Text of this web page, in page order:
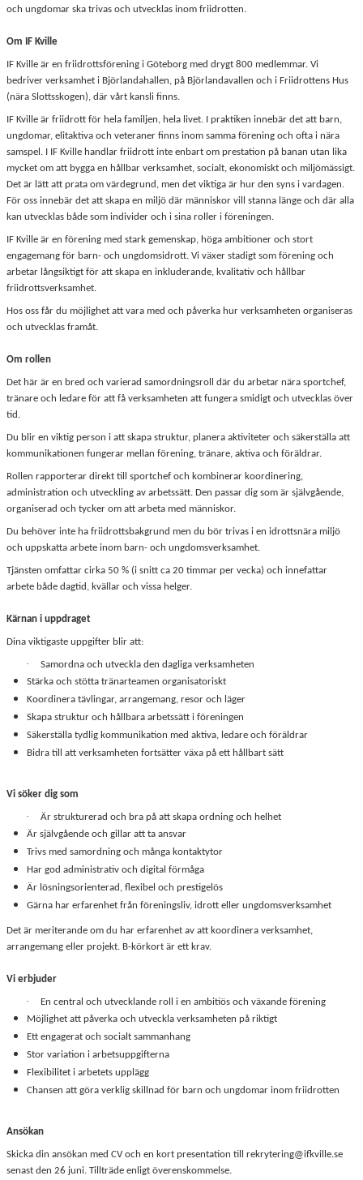
och ungdomar ska trivas och utvecklas inom friidrotten.
Om IF Kville
IF Kville är en friidrottsförening i Göteborg med drygt 800 medlemmar. Vi
bedriver verksamhet i Björlandahallen, på Björlandavallen och i Friidrottens Hus
(nära Slottsskogen), där vårt kansli finns.
IF Kville är friidrott för hela familjen, hela livet. I praktiken innebär det att barn,
ungdomar, elitaktiva och veteraner finns inom samma förening och ofta i nära
samspel. I IF Kville handlar friidrott inte enbart om prestation på banan utan lika
mycket om att bygga en hållbar verksamhet, socialt, ekonomiskt och miljömässigt.
Det är lätt att prata om värdegrund, men det viktiga är hur den syns i vardagen.
För oss innebär det att skapa en miljö där människor vill stanna länge och där alla
kan utvecklas både som individer och i sina roller i föreningen.
IF Kville är en förening med stark gemenskap, höga ambitioner och stort
engagemang för barn- och ungdomsidrott. Vi växer stadigt som förening och
arbetar långsiktigt för att skapa en inkluderande, kvalitativ och hållbar
friidrottsverksamhet.
Hos oss får du möjlighet att vara med och påverka hur verksamheten organiseras
och utvecklas framåt.
Om rollen
Det här är en bred och varierad samordningsroll där du arbetar nära sportchef,
tränare och ledare för att få verksamheten att fungera smidigt och utvecklas över
tid.
Du blir en viktig person i att skapa struktur, planera aktiviteter och säkerställa att
kommunikationen fungerar mellan förening, tränare, aktiva och föräldrar.
Rollen rapporterar direkt till sportchef och kombinerar koordinering,
administration och utveckling av arbetssätt. Den passar dig som är självgående,
organiserad och tycker om att arbeta med människor.
Du behöver inte ha friidrottsbakgrund men du bör trivas i en idrottsnära miljö
och uppskatta arbete inom barn- och ungdomsverksamhet.
Tjänsten omfattar cirka 50 % (i snitt ca 20 timmar per vecka) och innefattar
arbete både dagtid, kvällar och vissa helger.
Kärnan i uppdraget
Dina viktigaste uppgifter blir att:
·
Samordna och utveckla den dagliga verksamheten
Stärka och stötta tränarteamen organisatoriskt
Koordinera tävlingar, arrangemang, resor och läger
Skapa struktur och hållbara arbetssätt i föreningen
Säkerställa tydlig kommunikation med aktiva, ledare och föräldrar
Bidra till att verksamheten fortsätter växa på ett hållbart sätt
Vi söker dig som
·
Är strukturerad och bra på att skapa ordning och helhet
Är självgående och gillar att ta ansvar
Trivs med samordning och många kontaktytor
Har god administrativ och digital förmåga
Är lösningsorienterad, flexibel och prestigelös
Gärna har erfarenhet från föreningsliv, idrott eller ungdomsverksamhet
Det är meriterande om du har erfarenhet av att koordinera verksamhet,
arrangemang eller projekt. B-körkort är ett krav.
Vi erbjuder
·
En central och utvecklande roll i en ambitiös och växande förening
Möjlighet att påverka och utveckla verksamheten på riktigt
Ett engagerat och socialt sammanhang
Stor variation i arbetsuppgifterna
Flexibilitet i arbetets upplägg
Chansen att göra verklig skillnad för barn och ungdomar inom friidrotten
Ansökan
Skicka din ansökan med CV och en kort presentation till rekrytering@ifkville.se
senast den 26 juni. Tillträde enligt överenskommelse.